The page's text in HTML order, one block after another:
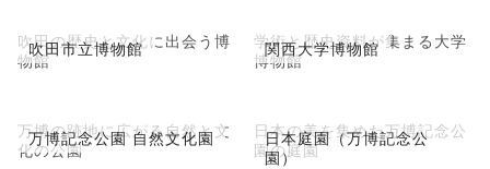
吹田市立博物館
吹田の歴史と文化に出会う博
物館
関西大学博物館
学術と歴史資料が集まる大学
博物館
万博記念公園 自然文化園
万博の跡地に広がる自然と文
化の公園
日本庭園（万博記念公
園）
日本の美を集めた万博記念公
園の庭園